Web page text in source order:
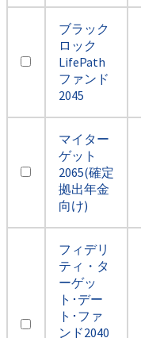
ブラック
ロック
LifePath
ファンド
2045
マイター
ゲット
2065(確定
拠出年金
向け)
フィデリ
ティ・タ
ーゲッ
ト･デー
ト･ファ
ンド2040